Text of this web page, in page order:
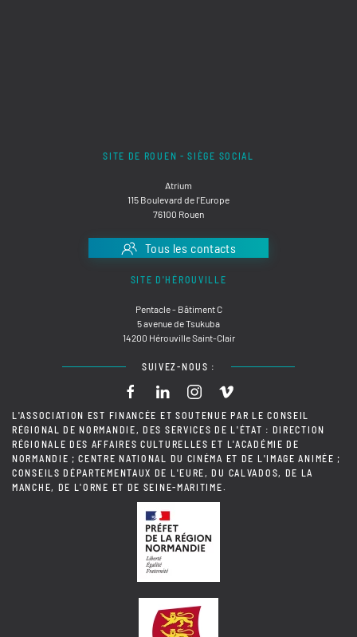
SITE DE ROUEN - SIÈGE SOCIAL
Atrium
115 Boulevard de l'Europe
76100 Rouen
Tous les contacts
SITE D'HÉROUVILLE
Pentacle - Bâtiment C
5 avenue de Tsukuba
14200 Hérouville Saint-Clair
SUIVEZ-NOUS :
L'ASSOCIATION EST FINANCÉE ET SOUTENUE PAR LE CONSEIL
RÉGIONAL DE NORMANDIE, DES SERVICES DE L'ÉTAT : DIRECTION
RÉGIONALE DES AFFAIRES CULTURELLES ET L'ACADÉMIE DE
NORMANDIE ; CENTRE NATIONAL DU CINÉMA ET DE L'IMAGE ANIMÉE ;
CONSEILS DÉPARTEMENTAUX DE L'EURE, DU CALVADOS, DE LA
MANCHE, DE L'ORNE ET DE SEINE-MARITIME.